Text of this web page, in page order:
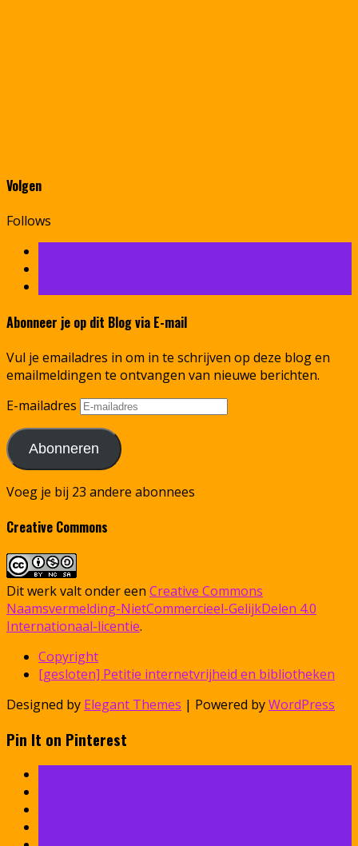
Volgen
Follows
Abonneer je op dit Blog via E-mail
Vul je emailadres in om in te schrijven op deze blog en
emailmeldingen te ontvangen van nieuwe berichten.
E-mailadres
Abonneren
Voeg je bij 23 andere abonnees
Creative Commons
Dit werk valt onder een Creative Commons
Naamsvermelding-NietCommercieel-GelijkDelen 4.0
Internationaal-licentie.
Copyright
[gesloten] Petitie internetvrijheid en bibliotheken
Designed by Elegant Themes | Powered byWordPress
Pin It on Pinterest